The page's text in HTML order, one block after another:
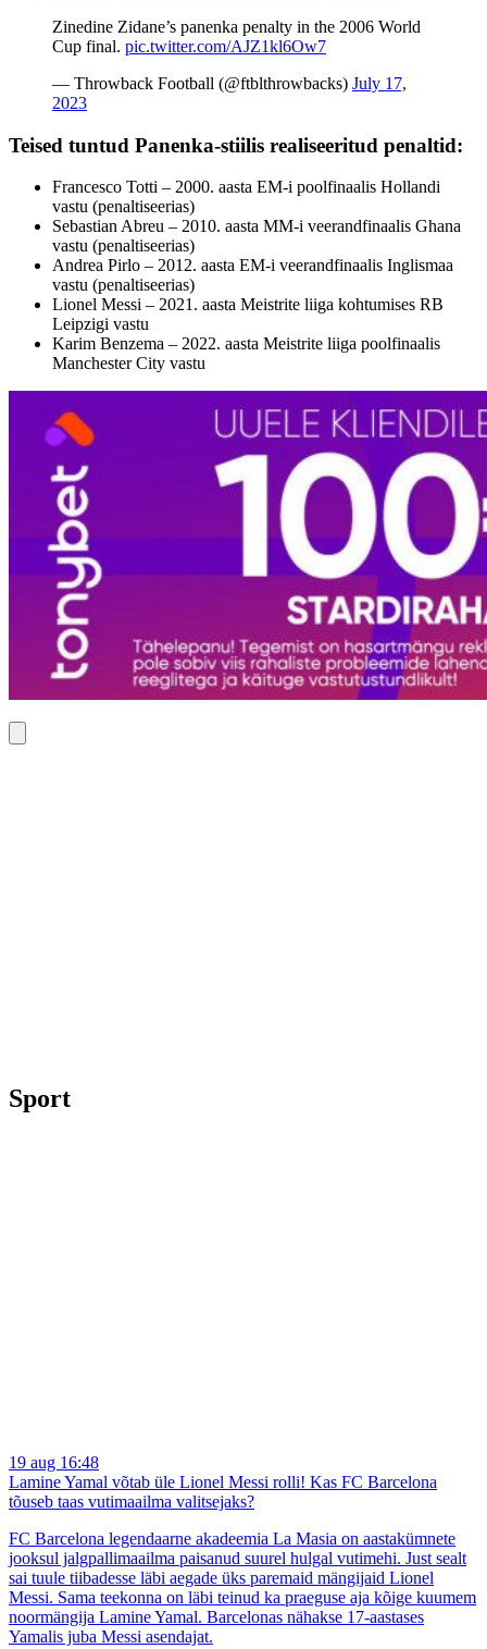
Zinedine Zidane’s panenka penalty in the 2006 World
Cup final. pic.twitter.com/AJZ1kl6Ow7
— Throwback Football (@ftblthrowbacks) July 17,
2023
Teised tuntud Panenka-stiilis realiseeritud penaltid:
Francesco Totti – 2000. aasta EM-i poolfinaalis Hollandi
vastu (penaltiseerias)
Sebastian Abreu – 2010. aasta MM-i veerandfinaalis Ghana
vastu (penaltiseerias)
Andrea Pirlo – 2012. aasta EM-i veerandfinaalis Inglismaa
vastu (penaltiseerias)
Lionel Messi – 2021. aasta Meistrite liiga kohtumises RB
Leipzigi vastu
Karim Benzema – 2022. aasta Meistrite liiga poolfinaalis
Manchester City vastu
Sport
19 aug 16:48
Lamine Yamal võtab üle Lionel Messi rolli! Kas FC Barcelona
tõuseb taas vutimaailma valitsejaks?
FC Barcelona legendaarne akadeemia La Masia on aastakümnete
jooksul jalgpallimaailma paisanud suurel hulgal vutimehi. Just sealt
sai tuule tiibadesse läbi aegade üks paremaid mängijaid Lionel
Messi. Sama teekonna on läbi teinud ka praeguse aja kõige kuumem
noormängija Lamine Yamal. Barcelonas nähakse 17-aastases
Yamalis juba Messi asendajat.